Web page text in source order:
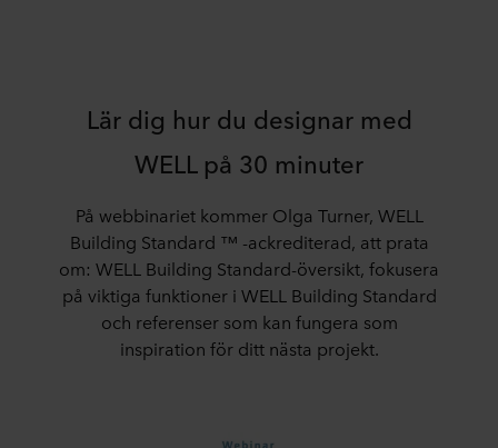
Lär dig hur du designar med
WELL på 30 minuter
På webbinariet kommer Olga Turner, WELL
Building Standard ™ -ackrediterad, att prata
om: WELL Building Standard-översikt, fokusera
på viktiga funktioner i WELL Building Standard
och referenser som kan fungera som
inspiration för ditt nästa projekt.